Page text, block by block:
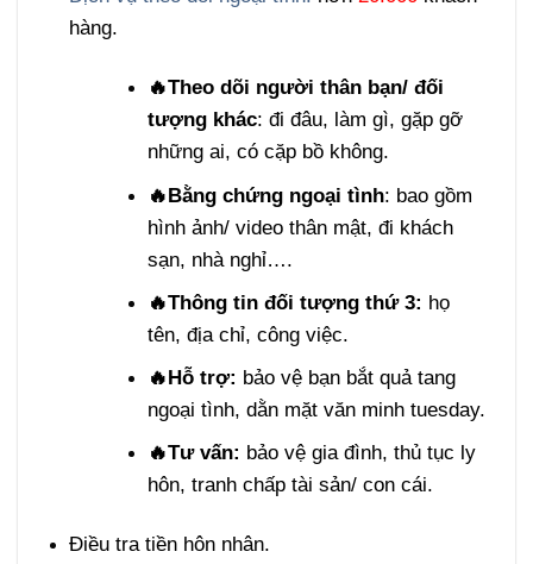
hàng.
🔥Theo dõi người thân bạn/ đối
tượng khác: đi đâu, làm gì, gặp gỡ
những ai, có cặp bồ không.
🔥Bằng chứng ngoại tình: bao gồm
hình ảnh/ video thân mật, đi khách
sạn, nhà nghỉ….
🔥Thông tin đối tượng thứ 3: họ
tên, địa chỉ, công việc.
🔥Hỗ trợ: bảo vệ bạn bắt quả tang
ngoại tình, dằn mặt văn minh tuesday.
🔥Tư vấn: bảo vệ gia đình, thủ tục ly
hôn, tranh chấp tài sản/ con cái.
Điều tra tiền hôn nhân.